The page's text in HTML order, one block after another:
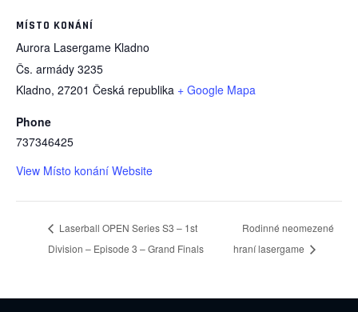
MÍSTO KONÁNÍ
Aurora Lasergame Kladno
Čs. armády 3235
Kladno, 27201 Česká republika + Google Mapa
Phone
737346425
View Místo konání Website
Laserball OPEN Series S3 – 1st
Division – Episode 3 – Grand Finals
Rodinné neomezené
hraní lasergame